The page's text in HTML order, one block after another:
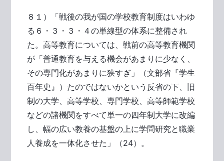
８１）「戦後の我が国の学校教育制度はいわゆ
る６・３・３・４の単線型の体系に整備され
た。高等教育については、戦前の高等教育機関
が「普通教育を与える機会があまりに少なく、
その専門化があまりに狭すぎ」（文部省『学生
百年史』）たのではないかという反省の下、旧
制の大学、高等学校、専門学校、高等師範学校
などの諸機関をすべて単一の四年制大学に改編
し、幅の広い教養の基盤の上に学問研究と職業
人養成を一体化させた」（24）。